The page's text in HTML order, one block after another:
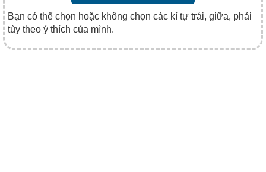
Bạn có thể chọn hoặc không chọn các kí tự trái, giữa, phải
tùy theo ý thích của mình.